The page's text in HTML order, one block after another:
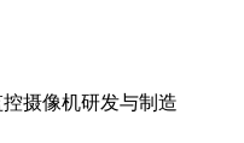
摄像机研发与制造